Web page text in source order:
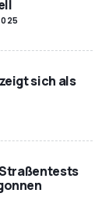
sich als